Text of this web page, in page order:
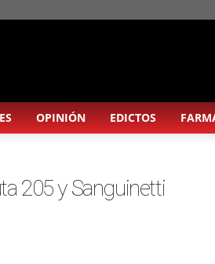
OPINIÓN EDICTOS
205 y Sanguinetti